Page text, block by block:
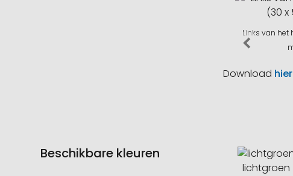
Links van het
Download hier
Beschikbare kleuren
lichtgroen